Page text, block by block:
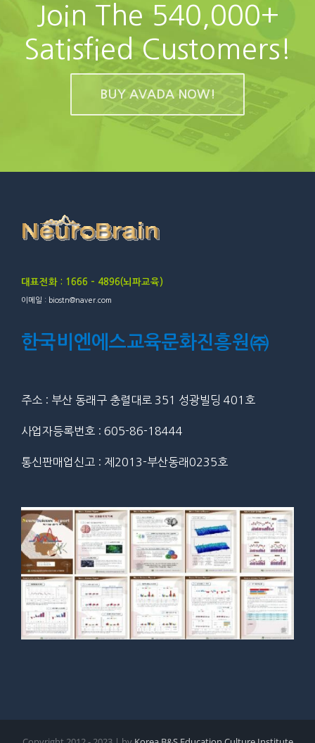
Join The 540,000+
Satisfied Customers!
BUY AVADA NOW!
대표전화 : 1666 – 4896(뇌파교육)
이메일 : biostn@naver.com
한국비엔에스교육문화진흥원㈜
주소 : 부산 동래구 충렬대로 351 성광빌딩 401호
사업자등록번호 : 605-86-18444
통신판매업신고 : 제2013-부산동래0235호